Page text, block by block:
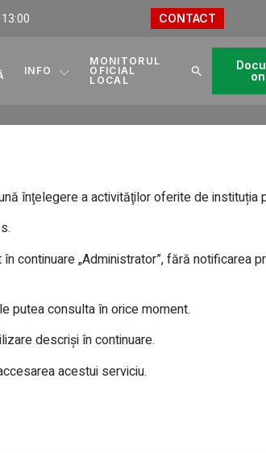
CONTACT
INFO
MONITORUL
OFICIAL
LOCAL
înţelegere a activităţilor oferite de instituția
continuare „Administrator”, fără notificarea
putea consulta în orice moment.
descrişi în continuare.
acestui serviciu.